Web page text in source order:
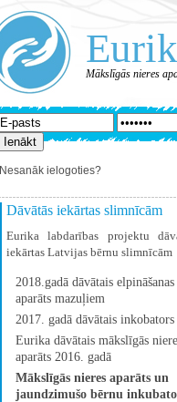
Mākslīgās nieres
Nesanāk ielogoties?
Dāvātās iekārtas slimnīcām
Eurika labdarības projektu
iekārtas Latvijas bērnu slimnīcām
2018.gadā dāvātais elpināšanas
aparāts mazuļiem
2017. gadā dāvātais inkobators
Eurika dāvātais mākslīgās
aparāts 2016. gadā
Mākslīgās nieres aparāts un
jaundzimušo bērnu